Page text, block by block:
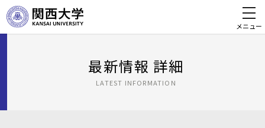
メニュー
最新情報 詳細
LATEST INFORMATION